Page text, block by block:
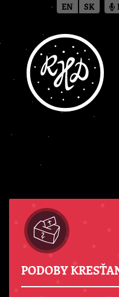
PODOBY
EN SK